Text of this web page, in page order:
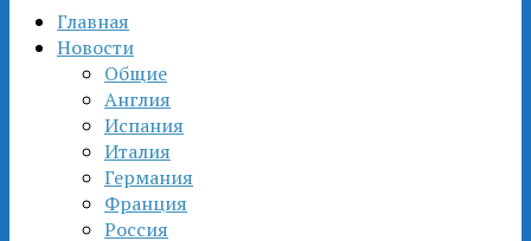
Главная
Новости
Общие
Англия
Испания
Италия
Германия
Франция
Россия